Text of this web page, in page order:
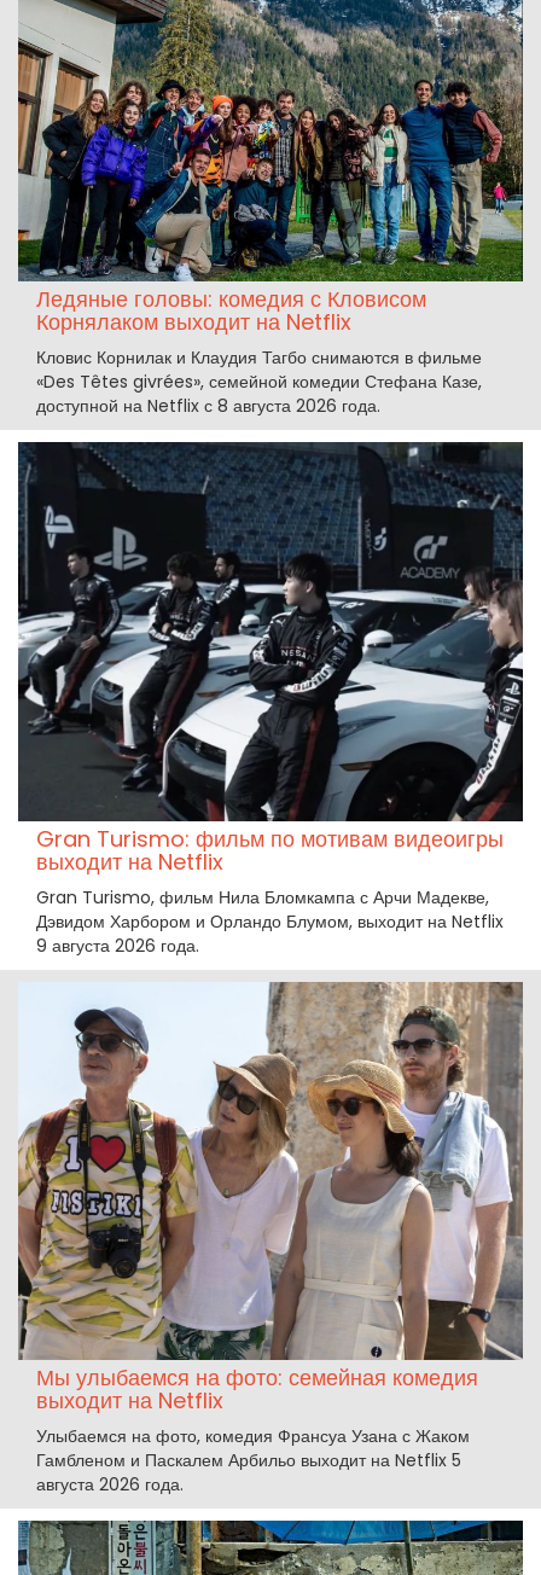
Ледяные головы: комедия с Кловисом
Корнялаком выходит на Netflix
Кловис Корнилак и Клаудия Тагбо снимаются в фильме
«Des Têtes givrées», семейной комедии Стефана Казе,
доступной на Netflix с 8 августа 2026 года.
Gran Turismo: фильм по мотивам видеоигры
выходит на Netflix
Gran Turismo, фильм Нила Бломкампа с Арчи Мадекве,
Дэвидом Харбором и Орландо Блумом, выходит на Netflix
9 августа 2026 года.
Мы улыбаемся на фото: семейная комедия
выходит на Netflix
Улыбаемся на фото, комедия Франсуа Узана с Жаком
Гамбленом и Паскалем Арбильо выходит на Netflix 5
августа 2026 года.